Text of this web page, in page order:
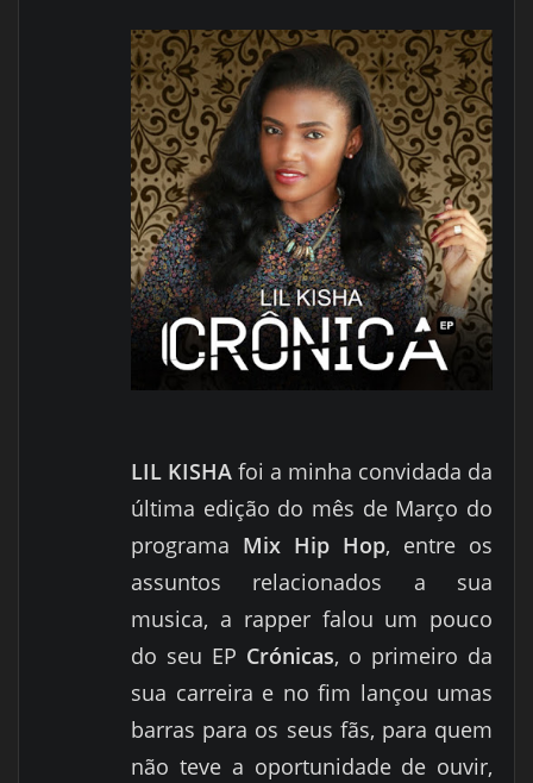
LIL KISHA foi a minha convidada da
última edição do mês de Março do
programa Mix Hip Hop, entre os
assuntos relacionados a sua
musica, a rapper falou um pouco
do seu EP Crónicas, o primeiro da
sua carreira e no fim lançou umas
barras para os seus fãs, para quem
não teve a oportunidade de ouvir,